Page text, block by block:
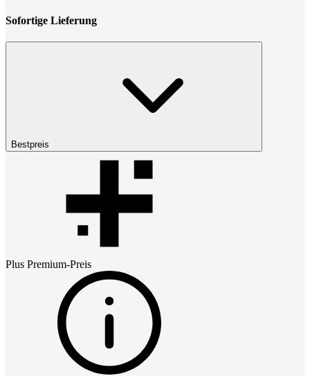
Sofortige Lieferung
Bestpreis
Plus Premium-Preis